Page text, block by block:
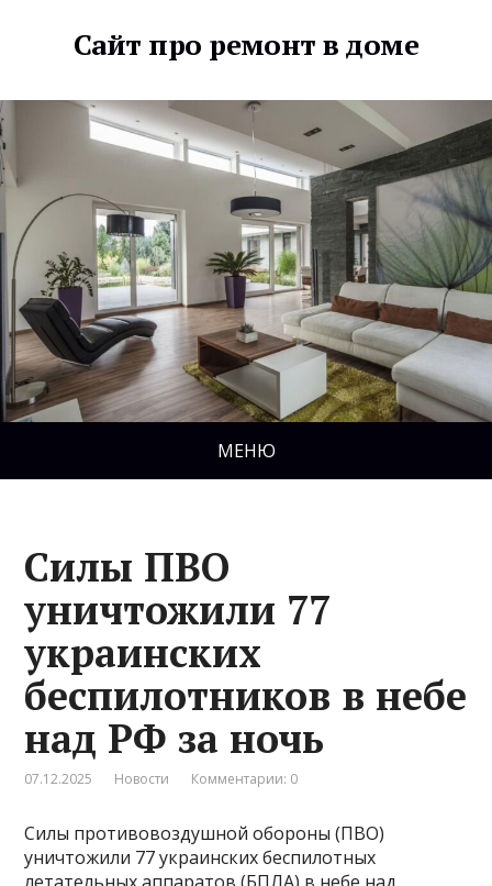
Сайт про ремонт в доме
МЕНЮ
Силы ПВО
уничтожили 77
украинских
беспилотников в небе
над РФ за ночь
07.12.2025 Новости Комментарии: 0
Силы противовоздушной обороны (ПВО)
уничтожили 77 украинских беспилотных